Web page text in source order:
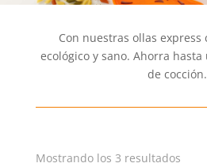
Con nuestras ollas express
ecológico y sano. Ahorra
de cocción.
Mostrando los 3 resultados